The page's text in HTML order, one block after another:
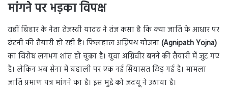
मांगने पर भड़का विपक्ष
वहीं बिहार के नेता तेजस्वी यादव ने तंज कसा है कि क्या जाति के आधार पर
छंटनी की तैयारी हो रही है। फिलहाल अग्निपथ योजना(Agnipath Yojna)
का विरोध लगभग शांत हो चुका है। युवा अग्निवीर बनने की तैयारी में जुट गए
हैं। लेकिन अब सेना में बहाली पर एक नई सियासत छिड़ गई है। मामला
जाति प्रमाण पत्र मांगने का है। इस मुद्दे को जदयू ने उठाया है।